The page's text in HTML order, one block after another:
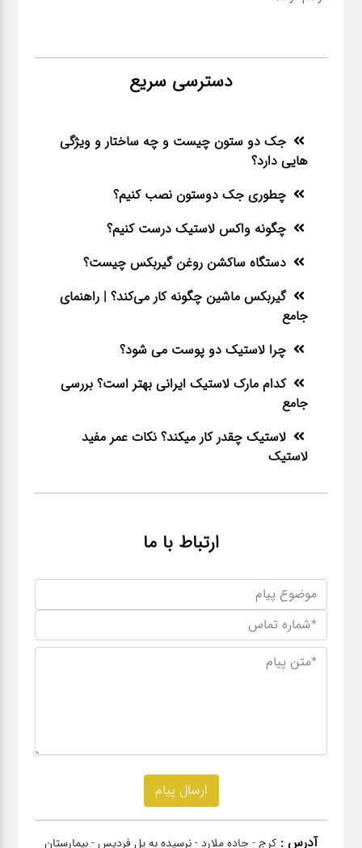
دسترسی سریع
جک دو ستون چیست و چه ساختار و ویژگی
هایی دارد؟
چطوری جک دوستون نصب کنیم؟
چگونه واکس لاستیک درست کنیم؟
دستگاه ساکشن روغن گیربکس چیست؟
گیربکس ماشین چگونه کار می‌کند؟ | راهنمای
جامع
چرا لاستیک دو پوست می شود؟
کدام مارک لاستیک ایرانی بهتر است؟ بررسی
جامع
لاستیک چقدر کار میکند؟ نکات عمر مفید
لاستیک
ارتباط با ما
آدرس : کرج - جاده ملارد - نرسیده به پل فردیس - بیمارستان